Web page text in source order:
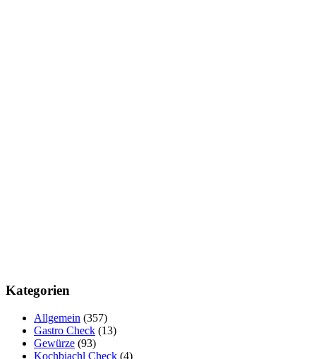
Kategorien
Allgemein (357)
Gastro Check (13)
Gewürze (93)
Kochbiachl Check (4)